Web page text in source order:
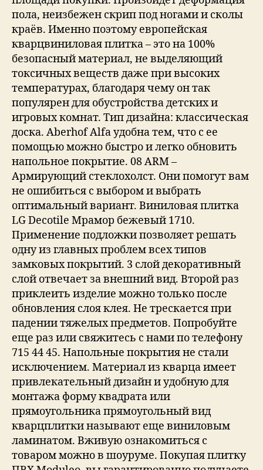
пола, неизбежен скрип под ногами и сколы
краёв. Именно поэтому европейская
кварцвиниловая плитка – это на 100%
безопасный материал, не выделяющий
токсичных веществ даже при высоких
температурах, благодаря чему он так
популярен для обустройства детских и
игровых комнат. Тип дизайна: классическая
доска. Aberhof Alfa удобна тем, что с ее
помощью можно быстро и легко обновить
напольное покрытие. 08 ARM –
Армирующий стеклохолст. Они помогут вам
не ошибиться с выбором и выбрать
оптимальный вариант. Виниловая плитка
LG Decotile Мрамор бежевый 1710.
Применение подложки позволяет решать
одну из главных проблем всех типов
замковых покрытий. 3 слой декоративный
слой отвечает за внешний вид. Второй раз
приклеить изделие можно только после
обновления слоя клея. Не трескается при
падении тяжелых предметов. Попробуйте
еще раз или свяжитесь с нами по телефону
715 44 45. Напольные покрытия не стали
исключением. Материал из кварца имеет
привлекательный дизайн и удобную для
монтажа форму квадрата или
прямоугольника прямоугольный вид
кварцплитки называют еще виниловым
ламинатом. Вживую ознакомиться с
товаром можно в шоуруме. Покупая плитку